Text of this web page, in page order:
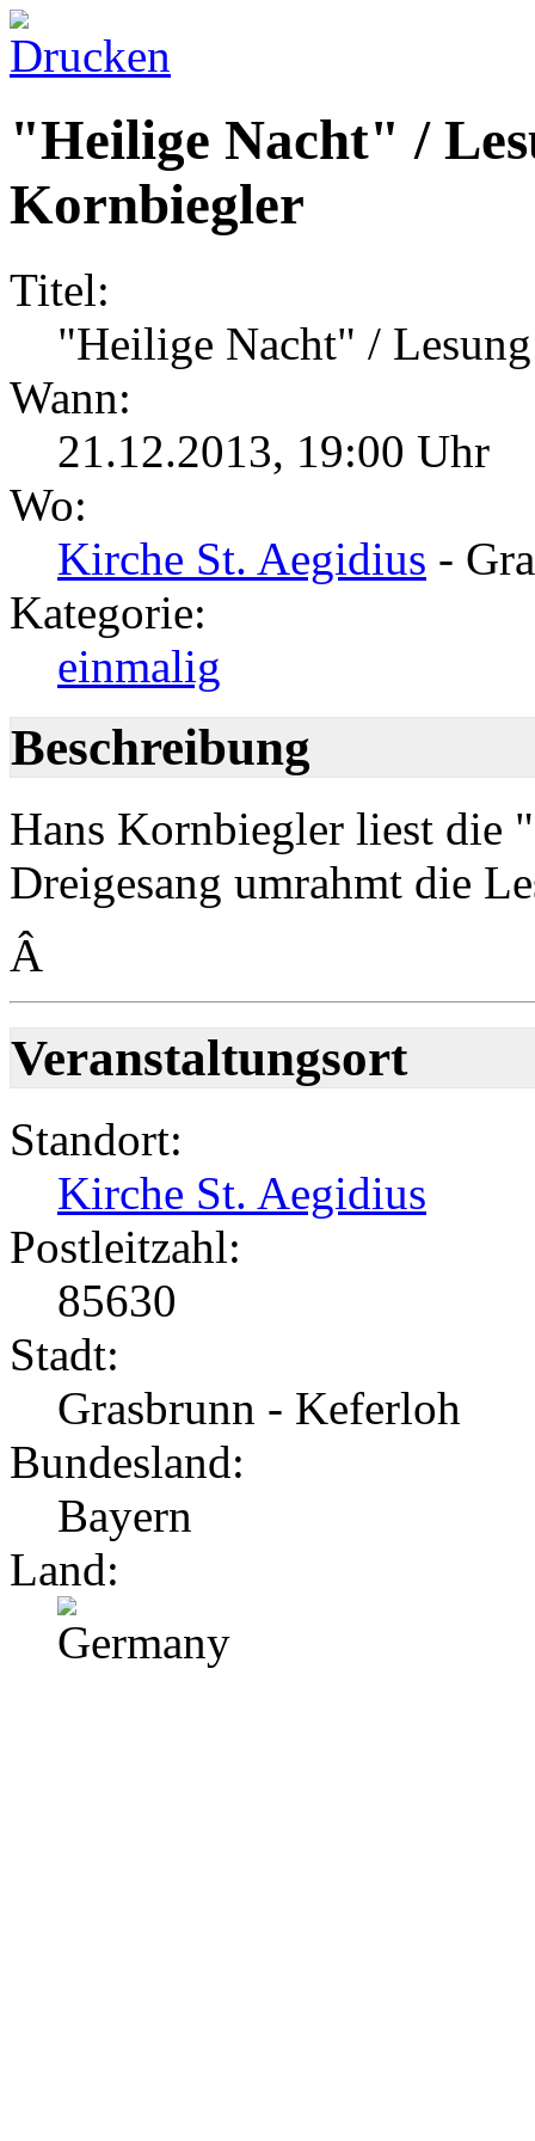
"Heilige Nacht" /
Kornbiegler
Titel:
"Heilige Nacht" /
Wann:
21.12.2013, 19:00 Uhr
Wo:
Kirche St. Aegidius -
Kategorie:
einmalig
Beschreibung
Hans Kornbiegler liest die
Dreigesang umrahmt die
Â
Veranstaltungsort
Standort:
Kirche St. Aegidius
Postleitzahl:
85630
Stadt:
Grasbrunn - Keferloh
Bundesland:
Bayern
Land: